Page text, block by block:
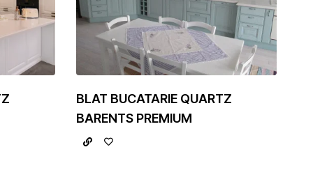
BLAT BUCATARIE QUARTZ
BARENTS PREMIUM